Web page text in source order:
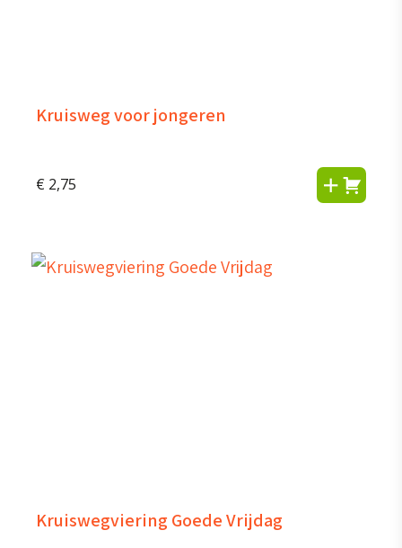
Kruisweg voor jongeren
€ 2,75
Kruiswegviering Goede Vrijdag